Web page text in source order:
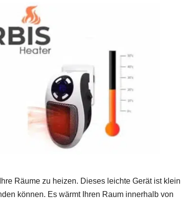
Räume zu heizen. Dieses leichte Gerät ist klein
können. Es wärmt Ihren Raum innerhalb von